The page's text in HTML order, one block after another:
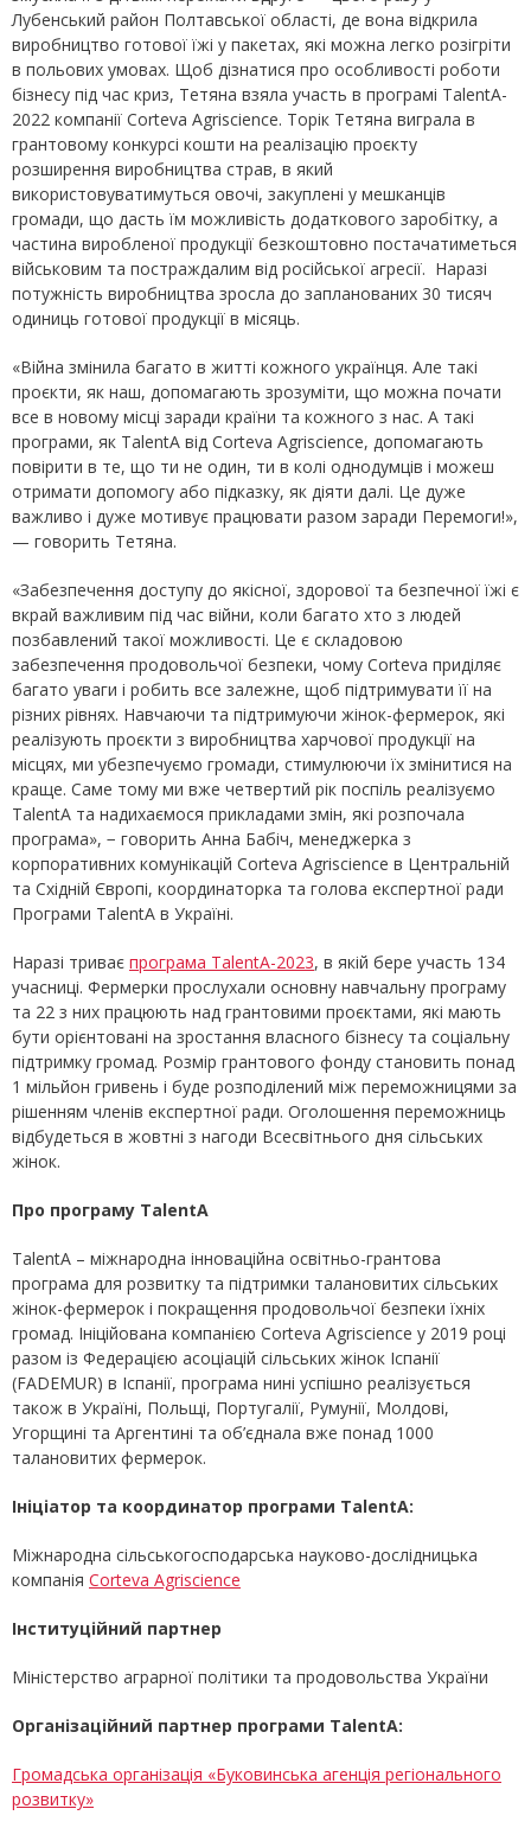
Лубенський район Полтавської області, де вона відкрила
виробництво готової їжі у пакетах, які можна легко розігріти
в польових умовах. Щоб дізнатися про особливості роботи
бізнесу під час криз, Тетяна взяла участь в програмі TalentA-
2022 компанії Corteva Agriscience. Торік Тетяна виграла в
грантовому конкурсі кошти на реалізацію проєкту
розширення виробництва страв, в який
використовуватимуться овочі, закуплені у мешканців
громади, що дасть їм можливість додаткового заробітку, а
частина виробленої продукції безкоштовно постачатиметься
військовим та постраждалим від російської агресії. Наразі
потужність виробництва зросла до запланованих 30 тисяч
одиниць готової продукції в місяць.
«Війна змінила багато в житті кожного українця. Але такі
проєкти, як наш, допомагають зрозуміти, що можна почати
все в новому місці заради країни та кожного з нас. А такі
програми, як TalentA від Corteva Agriscience, допомагають
повірити в те, що ти не один, ти в колі однодумців і можеш
отримати допомогу або підказку, як діяти далі. Це дуже
важливо і дуже мотивує працювати разом заради Перемоги!»,
— говорить Тетяна.
«Забезпечення доступу до якісної, здорової та безпечної їжі є
вкрай важливим під час війни, коли багато хто з людей
позбавлений такої можливості. Це є складовою
забезпечення продовольчої безпеки, чому Corteva приділяє
багато уваги і робить все залежне, щоб підтримувати її на
різних рівнях. Навчаючи та підтримуючи жінок-фермерок, які
реалізують проєкти з виробництва харчової продукції на
місцях, ми убезпечуємо громади, стимулюючи їх змінитися на
краще. Саме тому ми вже четвертий рік поспіль реалізуємо
TalentA та надихаємося прикладами змін, які розпочала
програма», − говорить Анна Бабіч, менеджерка з
корпоративних комунікацій Corteva Agriscience в Центральній
та Східній Європі, координаторка та голова експертної ради
Програми TalentA в Україні.
Наразі триває програма TalentA-2023, в якій бере участь 134
учасниці. Фермерки прослухали основну навчальну програму
та 22 з них працюють над грантовими проєктами, які мають
бути орієнтовані на зростання власного бізнесу та соціальну
підтримку громад. Розмір грантового фонду становить понад
1 мільйон гривень і буде розподілений між переможницями за
рішенням членів експертної ради. Оголошення переможниць
відбудеться в жовтні з нагоди Всесвітнього дня сільських
жінок.
Про програму TalentA
TalentA – міжнародна інноваційна освітньо-грантова
програма для розвитку та підтримки талановитих сільських
жінок-фермерок і покращення продовольчої безпеки їхніх
громад. Ініційована компанією Corteva Agriscience у 2019 році
разом із Федерацією асоціацій сільських жінок Іспанії
(FADEMUR) в Іспанії, програма нині успішно реалізується
також в Україні, Польщі, Португалії, Румунії, Молдові,
Угорщині та Аргентині та об’єднала вже понад 1000
талановитих фермерок.
Ініціатор та координатор програми TalentA:
Міжнародна сільськогосподарська науково-дослідницька
компанія Corteva Agriscience
Інституційний партнер
Міністерство аграрної політики та продовольства України
Організаційний партнер програми TalentA:
Громадська організація «Буковинська агенція регіонального
розвитку»